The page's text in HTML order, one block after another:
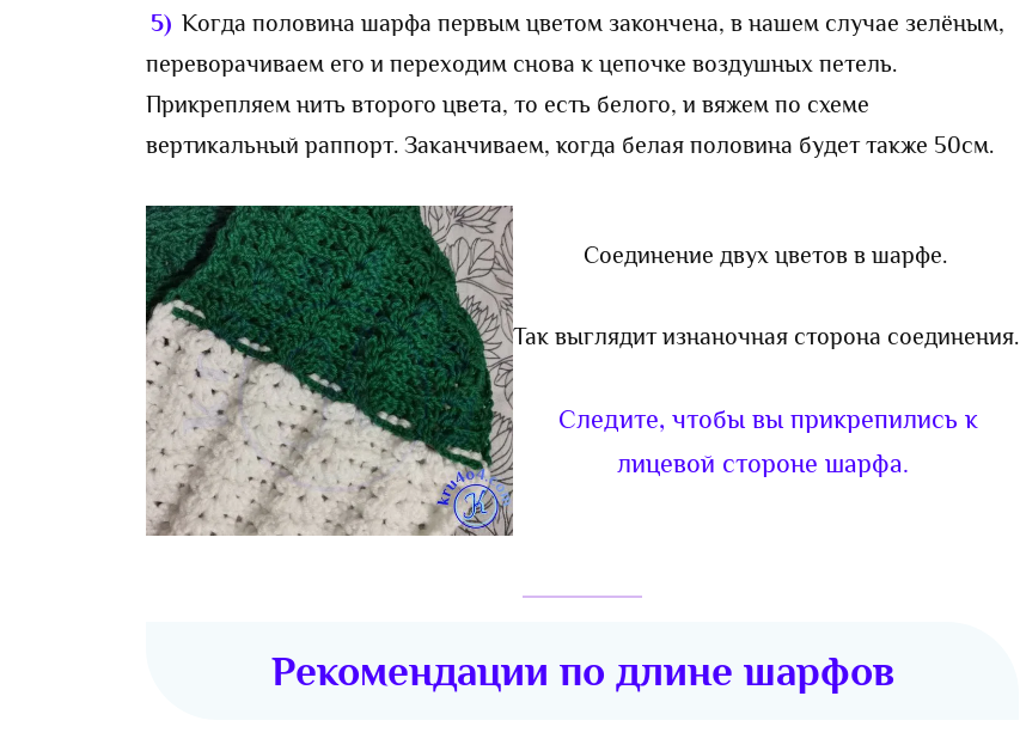
5) Когда половина шарфа первым цветом закончена, в нашем случае зелёным,
переворачиваем его и переходим снова к цепочке воздушных петель.
Прикрепляем нить второго цвета, то есть белого, и вяжем по схеме
вертикальный раппорт. Заканчиваем, когда белая половина будет также 50см.
Соединение двух цветов в шарфе.
Так выглядит изнаночная сторона соединения.
Следите, чтобы вы прикрепились к
лицевой стороне шарфа.
Рекомендации по длине шарфов